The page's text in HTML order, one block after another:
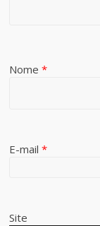
Nome*
E-mail*
Site